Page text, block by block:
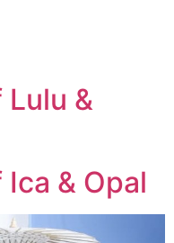
&
& Opal